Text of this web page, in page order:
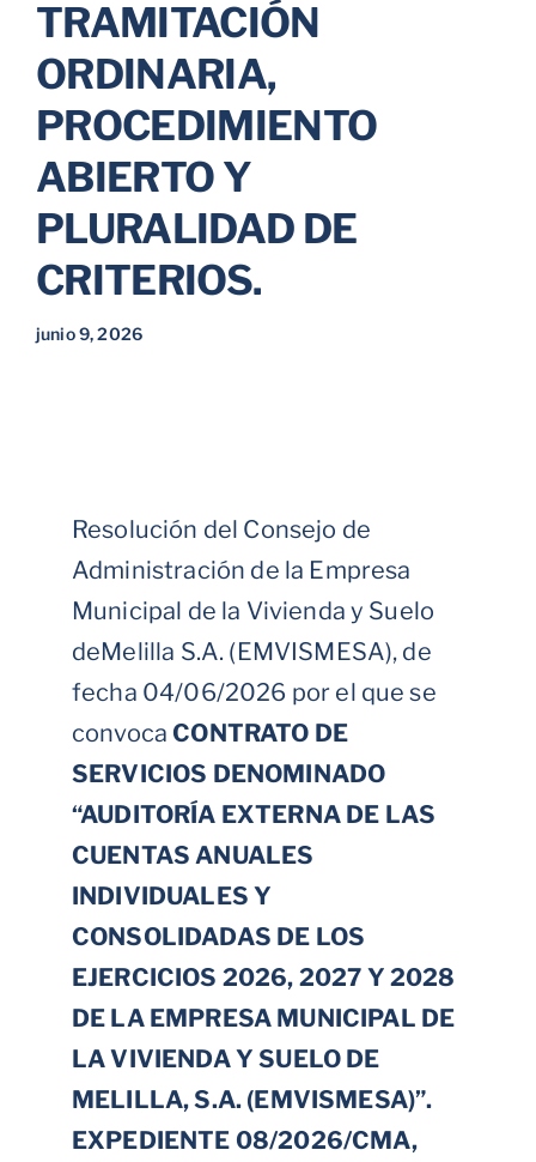
TRAMITACIÓN
ORDINARIA,
PROCEDIMIENTO
ABIERTO Y
PLURALIDAD DE
CRITERIOS.
junio 9, 2026
Resolución del Consejo de
Administración de la Empresa
Municipal de la Vivienda y Suelo
deMelilla S.A. (EMVISMESA), de
fecha 04/06/2026 por el que se
convoca CONTRATO DE
SERVICIOS DENOMINADO
“AUDITORÍA EXTERNA DE LAS
CUENTAS ANUALES
INDIVIDUALES Y
CONSOLIDADAS DE LOS
EJERCICIOS 2026, 2027 Y 2028
DE LA EMPRESA MUNICIPAL DE
LA VIVIENDA Y SUELO DE
MELILLA, S.A. (EMVISMESA)”.
EXPEDIENTE 08/2026/CMA,